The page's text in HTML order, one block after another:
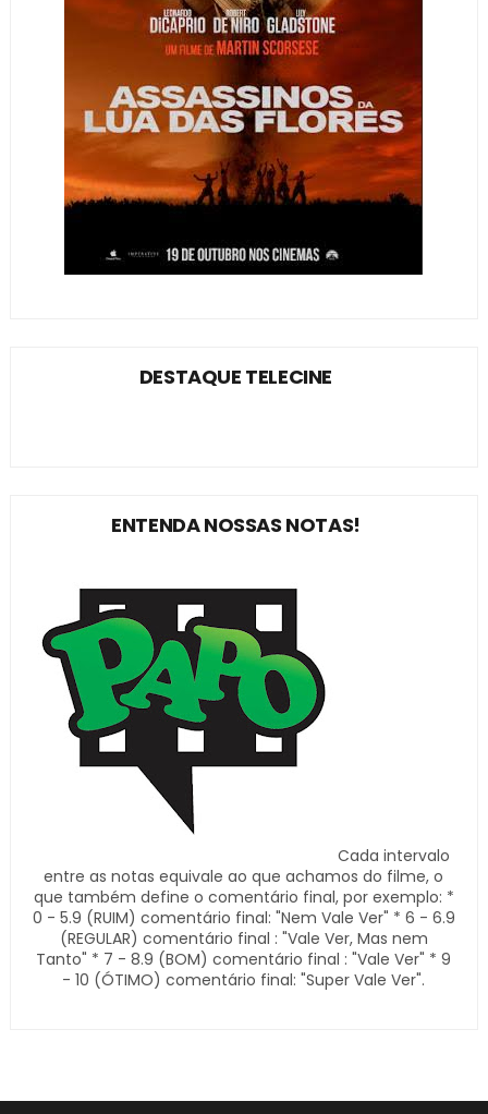
DESTAQUE TELECINE
ENTENDA NOSSAS NOTAS!
Cada intervalo
entre as notas equivale ao que achamos do filme, o
que também define o comentário final, por exemplo: *
0 - 5.9 (RUIM) comentário final: "Nem Vale Ver" * 6 - 6.9
(REGULAR) comentário final : "Vale Ver, Mas nem
Tanto" * 7 - 8.9 (BOM) comentário final : "Vale Ver" * 9
- 10 (ÓTIMO) comentário final: "Super Vale Ver".